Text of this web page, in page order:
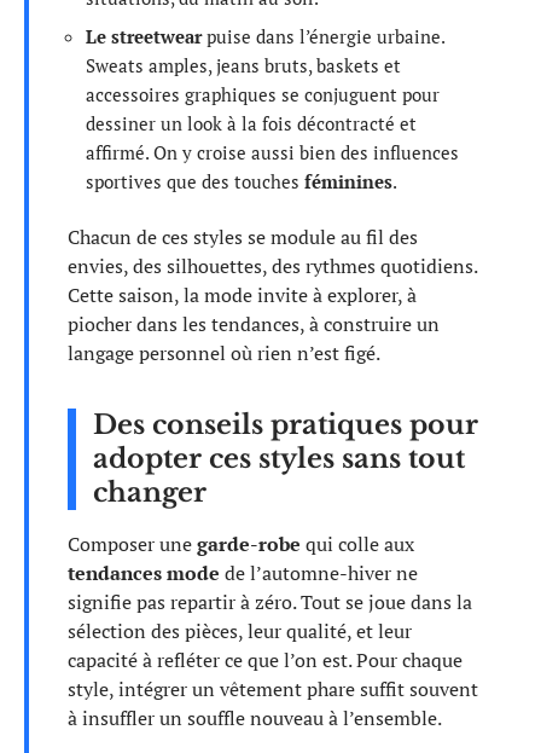
Le streetwearpuise dans l’énergie urbaine.
Sweats amples, jeans bruts, baskets et
accessoires graphiques se conjuguent pour
dessiner un look à la fois décontracté et
affirmé. On y croise aussi bien des influences
sportives que des touches féminines.
Chacun de ces styles se module au fil des
envies, des silhouettes, des rythmes quotidiens.
Cette saison, la mode invite à explorer, à
piocher dans les tendances, à construire un
langage personnel où rien n’est figé.
Des conseils pratiques pour
adopter ces styles sans tout
changer
Composer unegarde-robe qui colle aux
tendances mode de l’automne-hiver ne
signifie pas repartir à zéro. Tout se joue dans la
sélection des pièces, leur qualité, et leur
capacité à refléter ce que l’on est. Pour chaque
style, intégrer un vêtement phare suffit souvent
à insuffler un souffle nouveau à l’ensemble.